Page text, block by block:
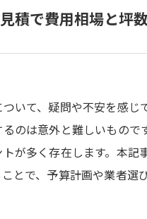
積で費用相場と坪
いて、疑問や不安を感
のは意外と難しいもの
が多く存在します。本
とで、予算計画や業者選